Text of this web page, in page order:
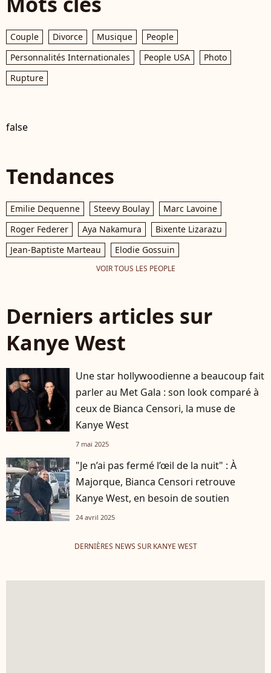
Couple Divorce Musique
People
Personnalités Internationales
People USA
Photo
Rupture
false
Tendances
Emilie Dequenne Steevy Boulay
Marc Lavoine
Roger Federer
Aya Nakamura
Bixente Lizarazu
Jean-Baptiste Marteau
Elodie Gossuin
VOIR TOUS LES PEOPLE
Derniers articles sur
Kanye West
Une star hollywoodienne a beaucoup fait
parler au Met Gala : son look comparé à
ceux de Bianca Censori, la muse de
Kanye West
7 mai 2025
"Je n’ai pas fermé l’œil de la nuit" : À
Majorque, Bianca Censori retrouve
Kanye West, en besoin de soutien
24 avril 2025
DERNIÈRES NEWS SUR KANYE WEST